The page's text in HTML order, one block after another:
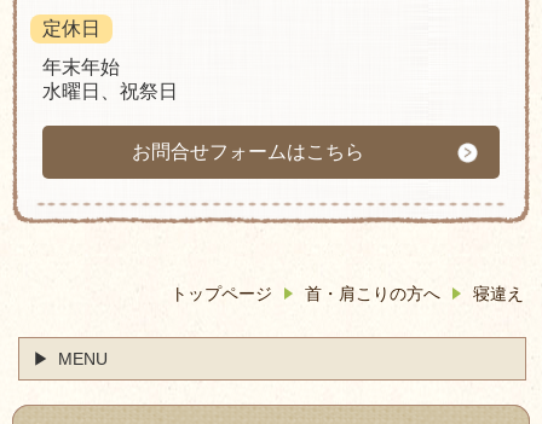
定休日
年末年始
水曜日、祝祭日
お問合せフォームはこちら
トップページ 首・肩こりの方へ 寝違え
MENU